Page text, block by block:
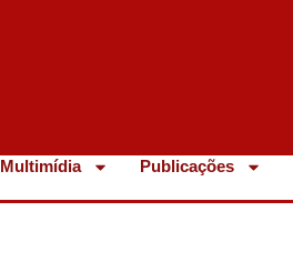
Multimídia Publicações